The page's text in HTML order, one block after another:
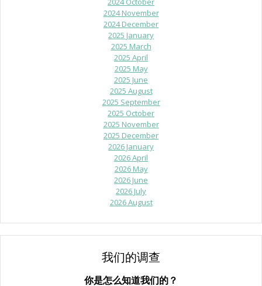
2024 November
2024 December
2025 January
2025 March
2025 April
2025 May
2025 June
2025 August
2025 September
2025 October
2025 November
2025 December
2026 January
2026 April
2026 May
2026 June
2026 July
2026 August
我们的调查
你是怎么知道我们的？